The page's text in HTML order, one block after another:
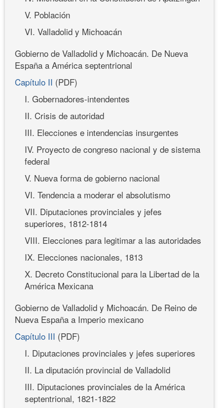
V. Población
VI. Valladolid y Michoacán
Gobierno de Valladolid y Michoacán. De Nueva
España a América septentrional
Capítulo II (PDF)
I. Gobernadores-intendentes
II. Crisis de autoridad
III. Elecciones e intendencias insurgentes
IV. Proyecto de congreso nacional y de sistema
federal
V. Nueva forma de gobierno nacional
VI. Tendencia a moderar el absolutismo
VII. Diputaciones provinciales y jefes
superiores, 1812-1814
VIII. Elecciones para legitimar a las autoridades
IX. Elecciones nacionales, 1813
X. Decreto Constitucional para la Libertad de la
América Mexicana
Gobierno de Valladolid y Michoacán. De Reino de
Nueva España a Imperio mexicano
Capítulo III (PDF)
I. Diputaciones provinciales y jefes superiores
II. La diputación provincial de Valladolid
III. Diputaciones provinciales de la América
septentrional, 1821-1822